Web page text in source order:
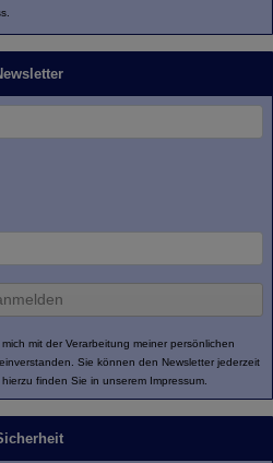
mit der Verarbeitung meiner persönlichen
einverstanden. Sie können den Newsletter jederzeit
finden Sie in unserem Impressum.